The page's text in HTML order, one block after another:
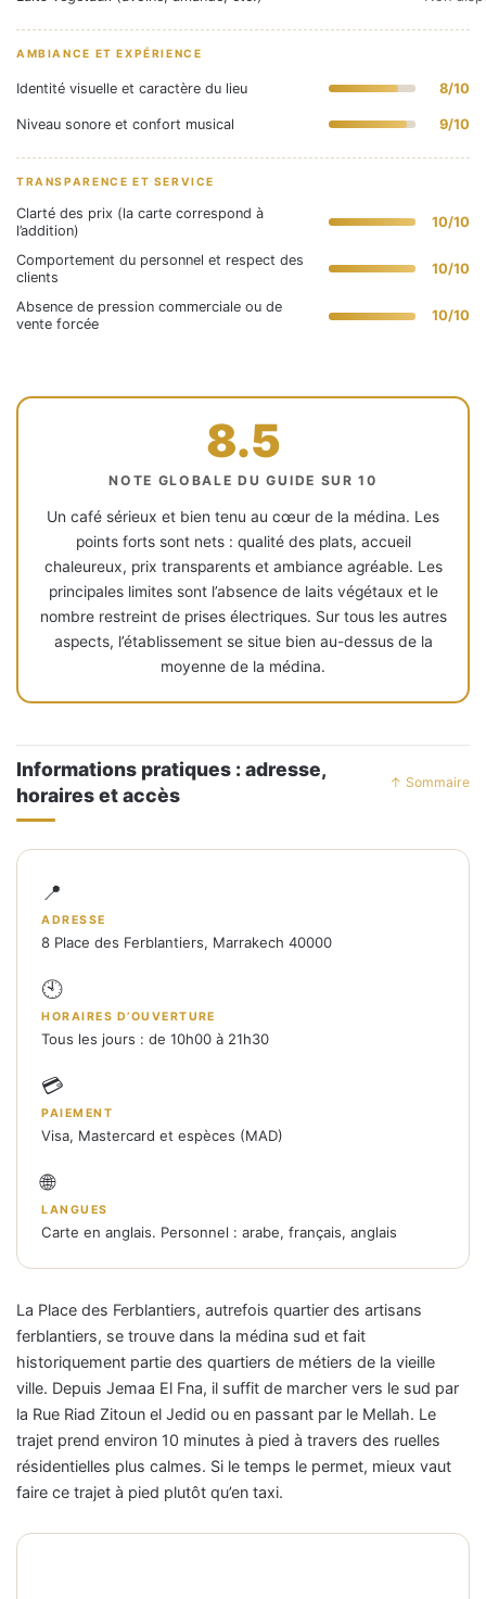
AMBIANCE ET EXPÉRIENCE
Identité visuelle et caractère du lieu 8/10
Niveau sonore et confort musical 9/10
TRANSPARENCE ET SERVICE
Clarté des prix (la carte correspond à
l’addition)
10/10
Comportement du personnel et respect des
clients
10/10
Absence de pression commerciale ou de
vente forcée
10/10
8.5
NOTE GLOBALE DU GUIDE SUR 10
Un café sérieux et bien tenu au cœur de la médina. Les
points forts sont nets : qualité des plats, accueil
chaleureux, prix transparents et ambiance agréable. Les
principales limites sont l’absence de laits végétaux et le
nombre restreint de prises électriques. Sur tous les autres
aspects, l’établissement se situe bien au-dessus de la
moyenne de la médina.
Informations pratiques : adresse,
horaires et accès
↑ Sommaire
📍
ADRESSE
8 Place des Ferblantiers, Marrakech 40000
🕙
HORAIRES D’OUVERTURE
Tous les jours : de 10h00 à 21h30
💳
PAIEMENT
Visa, Mastercard et espèces (MAD)
🌐
LANGUES
Carte en anglais. Personnel : arabe, français, anglais
La Place des Ferblantiers, autrefois quartier des artisans
ferblantiers, se trouve dans la médina sud et fait
historiquement partie des quartiers de métiers de la vieille
ville. Depuis Jemaa El Fna, il suffit de marcher vers le sud par
la Rue Riad Zitoun el Jedid ou en passant par le Mellah. Le
trajet prend environ 10 minutes à pied à travers des ruelles
résidentielles plus calmes. Si le temps le permet, mieux vaut
faire ce trajet à pied plutôt qu’en taxi.